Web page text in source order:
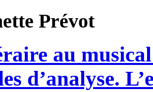
Prévot
au
d’analyse.